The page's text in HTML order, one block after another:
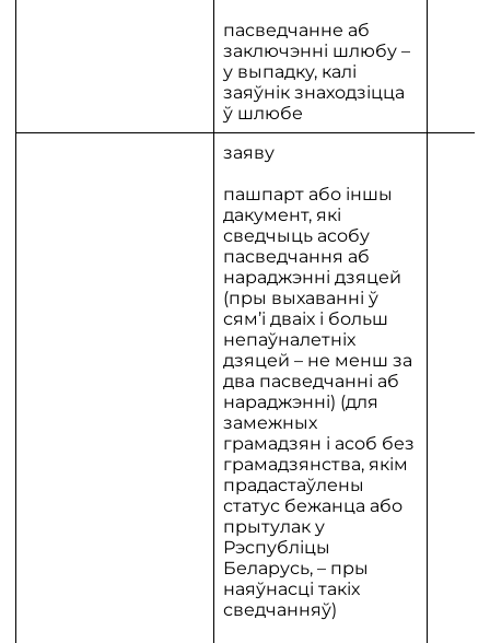
пасведчанне аб
заключэнні шлюбу –
у выпадку, калі
заяўнік знаходзіцца
ў шлюбе
заяву
пашпарт або іншы
дакумент, які
сведчыць асобу
пасведчання аб
нараджэнні дзяцей
(пры выхаванні ў
сям’і дваіх і больш
непаўналетніх
дзяцей – не менш за
два пасведчанні аб
нараджэнні) (для
замежных
грамадзян і асоб без
грамадзянства, якім
прадастаўлены
статус бежанца або
прытулак у
Рэспубліцы
Беларусь, – пры
наяўнасці такіх
сведчанняў)